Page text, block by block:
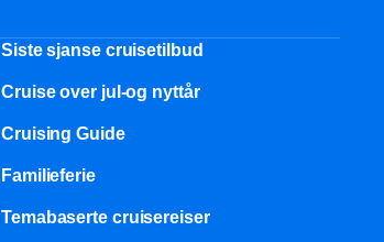
Siste sjanse cruisetilbud
Cruise over jul-og nyttår
Cruising Guide
Familieferie
Temabaserte cruisereiser